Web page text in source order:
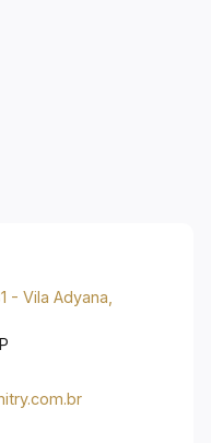
- Vila Adyana,